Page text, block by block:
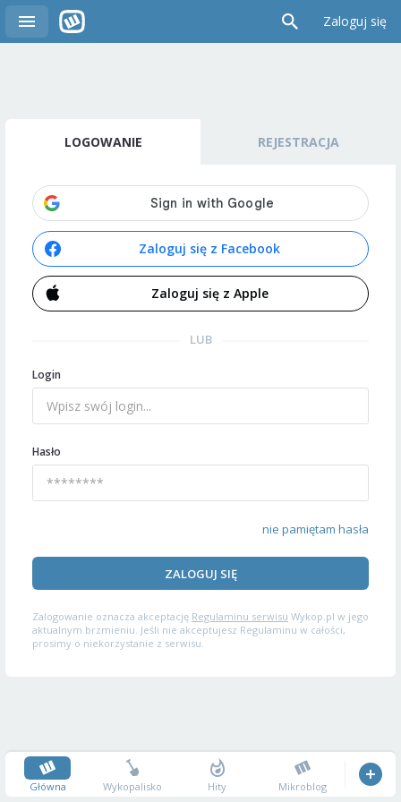
Zaloguj się
LOGOWANIE REJESTRACJA
Zaloguj się z Facebook
Zaloguj się z Apple
LUB
Login
Hasło
nie pamiętam hasła
ZALOGUJ SIĘ
Zalogowanie oznacza akceptację Regulaminu serwisu Wykop.pl w jego
aktualnym brzmieniu. Jeśli nie akceptujesz Regulaminu w całości,
prosimy o niekorzystanie z serwisu.
Główna Wykopalisko Hity Mikroblog